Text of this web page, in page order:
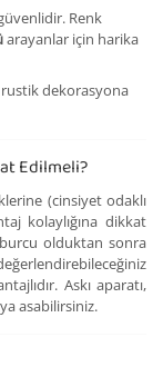
Renk
arayanlar için harika
rustik dekorasyona
Edilmeli?
(cinsiyet odaklı
kolaylığına dikkat
olduktan sonra
Askı aparatı,
asabilirsiniz.